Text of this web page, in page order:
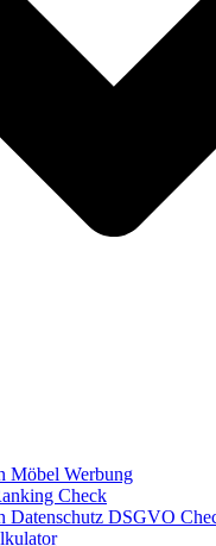
Möbel Werbung
Check
Datenschutz DSGVO